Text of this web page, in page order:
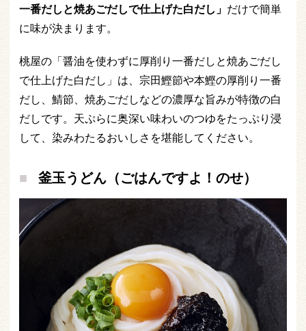
一番だしと焼あごだしで仕上げた白だし」 だけで簡単
に味が決まります。
桃屋の「醤油を使わずに厚削り一番だしと焼あごだし
で仕上げた白だし」は、宗田鰹節や本鰹の厚削り一番
だし、鯖節、焼あごだしなどの濃厚な旨みが特徴の白
だしです。天ぷらに奥深い味わいのつゆをたっぷり浸
して、染みわたるおいしさを堪能してください。
釜玉うどん（ごはんですよ！のせ）